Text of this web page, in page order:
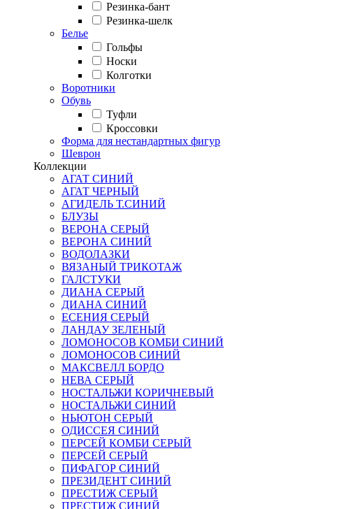
Резинка-бант
Резинка-шелк
Белье
Гольфы
Носки
Колготки
Воротники
Обувь
Туфли
Кроссовки
Форма для нестандартных фигур
Шеврон
Коллекции
АГАТ СИНИЙ
АГАТ ЧЕРНЫЙ
АГИДЕЛЬ Т.СИНИЙ
БЛУЗЫ
ВЕРОНА СЕРЫЙ
ВЕРОНА СИНИЙ
ВОДОЛАЗКИ
ВЯЗАНЫЙ ТРИКОТАЖ
ГАЛСТУКИ
ДИАНА СЕРЫЙ
ДИАНА СИНИЙ
ЕСЕНИЯ СЕРЫЙ
ЛАНДАУ ЗЕЛЕНЫЙ
ЛОМОНОСОВ КОМБИ СИНИЙ
ЛОМОНОСОВ СИНИЙ
МАКСВЕЛЛ БОРДО
НЕВА СЕРЫЙ
НОСТАЛЬЖИ КОРИЧНЕВЫЙ
НОСТАЛЬЖИ СИНИЙ
НЬЮТОН СЕРЫЙ
ОДИССЕЯ СИНИЙ
ПЕРСЕЙ КОМБИ СЕРЫЙ
ПЕРСЕЙ СЕРЫЙ
ПИФАГОР СИНИЙ
ПРЕЗИДЕНТ СИНИЙ
ПРЕСТИЖ СЕРЫЙ
ПРЕСТИЖ СИНИЙ